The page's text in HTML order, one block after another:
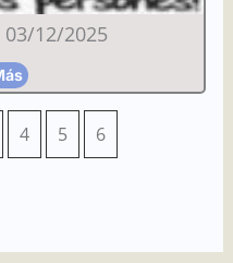
03/12/2025
4 5 6